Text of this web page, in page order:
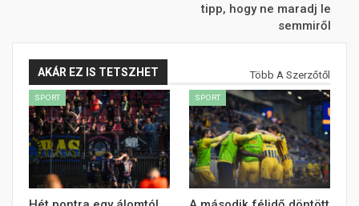
tipp, hogy ne maradj le
semmiről
AKÁR EZ IS TETSZHET Több A Szerzőtől
SPORT SPORT